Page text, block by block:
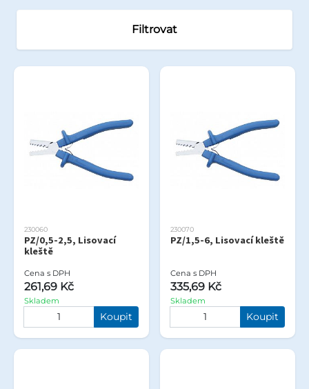
Filtrovat
230060
PZ/0,5-2,5, Lisovací
kleště
Cena s DPH
261,69 Kč
Skladem
Koupit
230070
PZ/1,5-6, Lisovací kleště
Cena s DPH
335,69 Kč
Skladem
Koupit